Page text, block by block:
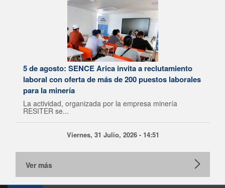
5 de agosto: SENCE Arica invita a reclutamiento
laboral con oferta de más de 200 puestos laborales
para la minería
La actividad, organizada por la empresa minería
RESITER se...
Viernes, 31 Julio, 2026 - 14:51
Ver más